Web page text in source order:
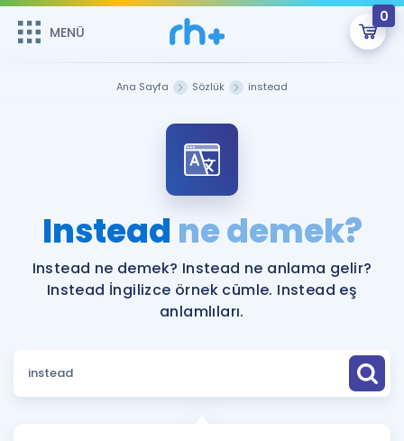
MENÜ
0
ÜYE DEĞİLİM
Sepetin Şu An Boş.
Remzi Hoca ile seni sınava hazırlayacak onlarca eğitim seni
bekliyor!
MENÜ
Faydalı Araçlar
Sözlük
Hakkımızda
Ana Sayfa Sözlük instead
Instead ne demek?
Instead ne demek? Instead ne anlama gelir?
Instead İngilizce örnek cümle. Instead eş
anlamlıları.